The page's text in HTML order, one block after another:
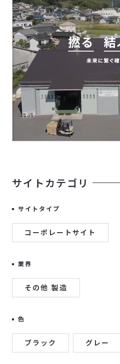
サイトカテゴリ
サイトタイプ
コーポレートサイト
業界
その他 製造
色
ブラック グレー